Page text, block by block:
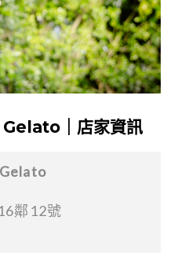
｜店家資訊
鄰12號